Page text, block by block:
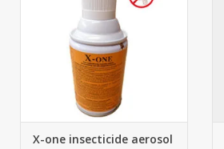
voor horeca en
voedingsindustrie.
TOEVOEGEN AAN WINKELWAGEN
X-one insecticide aerosol